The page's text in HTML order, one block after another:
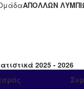
ΑΠΟΛΛΩΝ
2025 - 2026
Συμ